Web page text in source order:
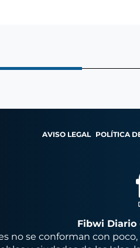
AVISO LEGAL POLÍTICA
Fibwi Diario
no se conforman con